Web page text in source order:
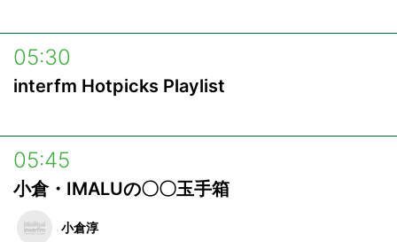
05:30
interfm Hotpicks Playlist
05:45
小倉・IMALUの〇〇玉手箱
小倉淳